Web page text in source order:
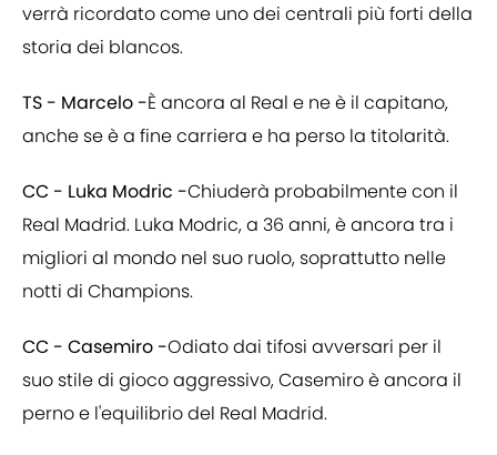
verrà ricordato come uno dei centrali più forti della
storia dei blancos.
TS - Marcelo -È ancora al Real e ne è il capitano,
anche se è a fine carriera e ha perso la titolarità.
CC - Luka Modric -Chiuderà probabilmente con il
Real Madrid. Luka Modric, a 36 anni, è ancora tra i
migliori al mondo nel suo ruolo, soprattutto nelle
notti di Champions.
CC - Casemiro -Odiato dai tifosi avversari per il
suo stile di gioco aggressivo, Casemiro è ancora il
perno e l'equilibrio del Real Madrid.